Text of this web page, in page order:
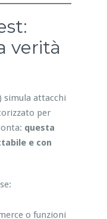
verità
simula attacchi
per
questa
e con
o funzioni